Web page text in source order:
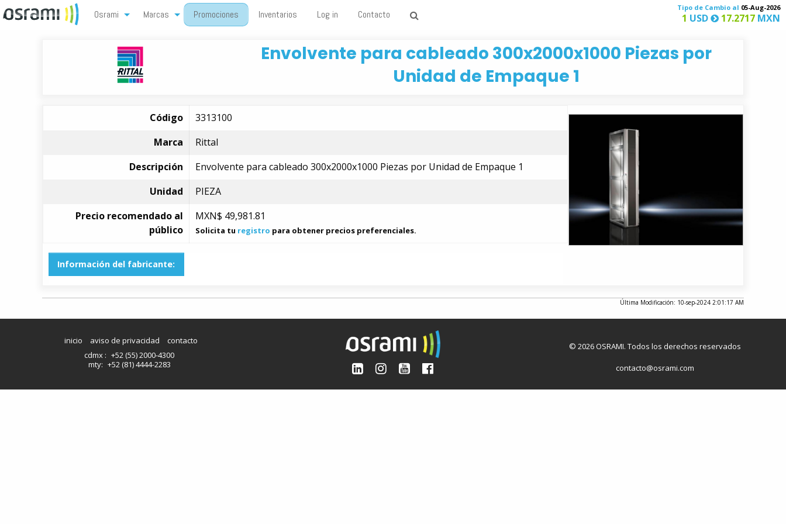
Osrami Marcas Promociones Inventarios Log in Contacto
Tipo de Cambio al 05-Aug-2026
1 USD 17.2717 MXN
Envolvente para cableado 300x2000x1000 Piezas por
Unidad de Empaque 1
Código
3313100
Marca
Rittal
Descripción
Envolvente para cableado 300x2000x1000 Piezas por Unidad de Empaque 1
Unidad
PIEZA
Precio recomendado al
público
MXN$ 49,981.81
Solicita tu registro para obtener precios preferenciales.
Información del fabricante:
Última Modificación: 10-sep-2024 2:01:17 AM
inicio aviso de privacidad
contacto
cdmx : +52 (55) 2000-4300
mty: +52 (81) 4444-2283
© 2026 OSRAMI. Todos los derechos reservados
contacto@osrami.com